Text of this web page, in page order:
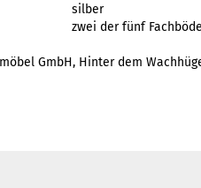
silber
zwei der fünf
GmbH, Hinter dem